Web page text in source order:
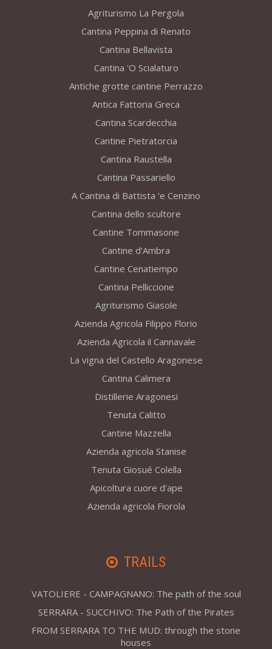
Agriturismo La Pergola
Cantina Peppina di Renato
Cantina Bellavista
Cantina 'O Scialaturo
Antiche grotte cantine Perrazzo
Antica Fattoria Greca
Cantina Scardecchia
Cantine Pietratorcia
Cantina Raustella
Cantina Passariello
A Cantina di Battista 'e Cenzino
Cantina dello scultore
Cantine Tommasone
Cantine d’Ambra
Cantine Cenatiempo
Cantina Pelliccione
Agriturismo Giasole
Azienda Agricola Filippo Florio
Azienda Agricola il Cannavale
La vigna del Castello Aragonese
Cantina Calimera
Distillerie Aragonesi
Tenuta Calitto
Cantine Mazzella
Azienda agricola Stanise
Tenuta Giosué Colella
Apicoltura cuore d'ape
Azienda agricola Fiorola
TRAILS
VATOLIERE - CAMPAGNANO: The path of the soul
SERRARA - SUCCHIVO: The Path of the Pirates
FROM SERRARA TO THE MUD: through the stone
houses